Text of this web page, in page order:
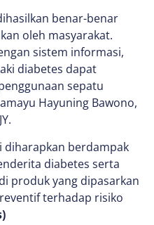
benar-benar
oleh masyarakat.
sistem informasi,
diabetes dapat
sepatu
Hayuning Bawono,
diharapkan berdampak
diabetes serta
produk yang dipasarkan
terhadap risiko